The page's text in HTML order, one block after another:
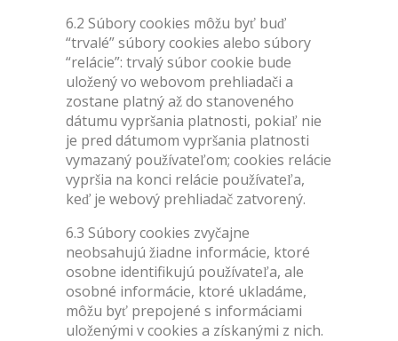
6.2 Súbory cookies môžu byť buď
“trvalé” súbory cookies alebo súbory
“relácie”: trvalý súbor cookie bude
uložený vo webovom prehliadači a
zostane platný až do stanoveného
dátumu vypršania platnosti, pokiaľ nie
je pred dátumom vypršania platnosti
vymazaný používateľom; cookies relácie
vypršia na konci relácie používateľa,
keď je webový prehliadač zatvorený.
6.3 Súbory cookies zvyčajne
neobsahujú žiadne informácie, ktoré
osobne identifikujú používateľa, ale
osobné informácie, ktoré ukladáme,
môžu byť prepojené s informáciami
uloženými v cookies a získanými z nich.